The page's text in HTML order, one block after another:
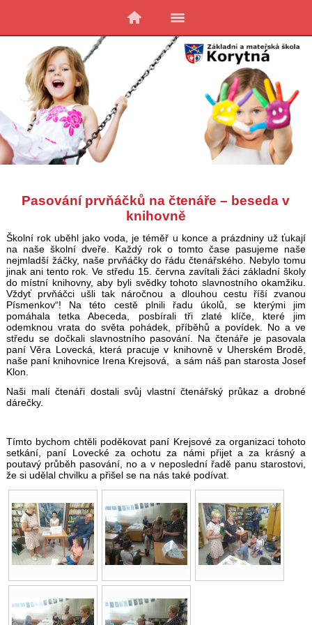
Pasování prvňáčků na čtenáře – beseda v
knihovně
Školní rok uběhl jako voda, je téměř u konce a prázdniny už ťukají
na naše školní dveře. Každý rok o tomto čase pasujeme naše
nejmladší žáčky, naše prvňáčky do řádu čtenářského. Nebylo tomu
jinak ani tento rok. Ve středu 15. června zavítali žáci základní školy
do místní knihovny, aby byli svědky tohoto slavnostního okamžiku.
Vždyť prvňáčci ušli tak náročnou a dlouhou cestu říší zvanou
Písmenkov“! Na této cestě plnili řadu úkolů, se kterými jim
pomáhala tetka Abeceda, posbírali tři zlaté klíče, které jim
odemknou vrata do světa pohádek, příběhů a povídek. No a ve
středu se dočkali slavnostního pasování. Na čtenáře je pasovala
paní Věra Lovecká, která pracuje v knihovně v Uherském Brodě,
naše paní knihovnice Irena Krejsová, a sám náš pan starosta Josef
Klon.
Naši malí čtenáři dostali svůj vlastní čtenářský průkaz a drobné
dárečky.
Tímto bychom chtěli poděkovat paní Krejsové za organizaci tohoto
setkání, paní Lovecké za ochotu za námi přijet a za krásný a
poutavý průběh pasování, no a v neposlední řadě panu starostovi,
že si udělal chvilku a přišel se na nás také podívat.